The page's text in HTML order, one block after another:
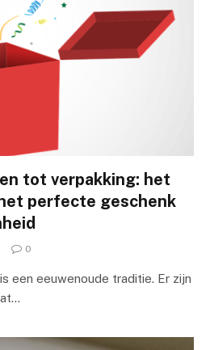
tot verpakking: het
perfecte geschenk
0
een eeuwenoude traditie. Er zijn